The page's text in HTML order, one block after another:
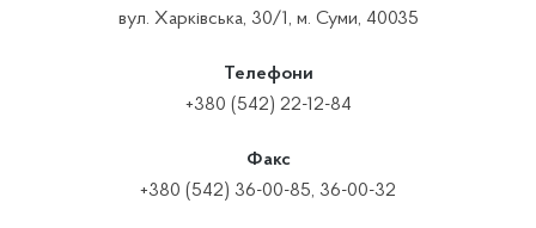
вул. Харківська, 30/1, м. Суми, 40035
Телефони
+380 (542) 22-12-84
Факс
+380 (542) 36-00-85, 36-00-32